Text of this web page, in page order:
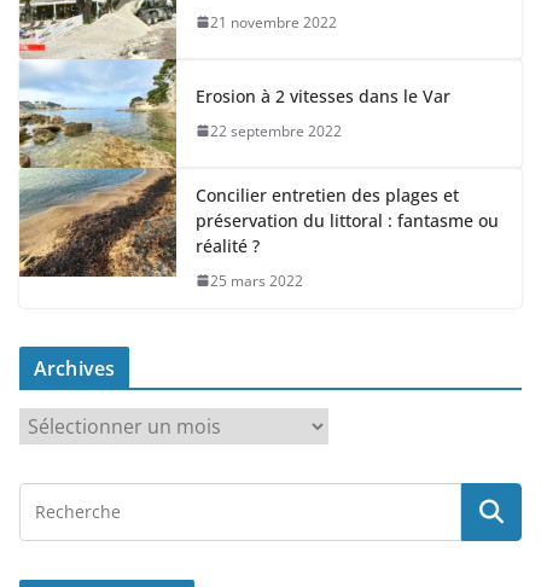
21 novembre 2022
Erosion à 2 vitesses dans le Var
22 septembre 2022
Concilier entretien des plages et
préservation du littoral : fantasme ou
réalité ?
25 mars 2022
Archives
r
c
i